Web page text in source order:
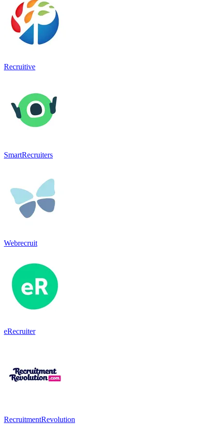
Recruitive
SmartRecruiters
Webrecruit
eRecruiter
RecruitmentRevolution